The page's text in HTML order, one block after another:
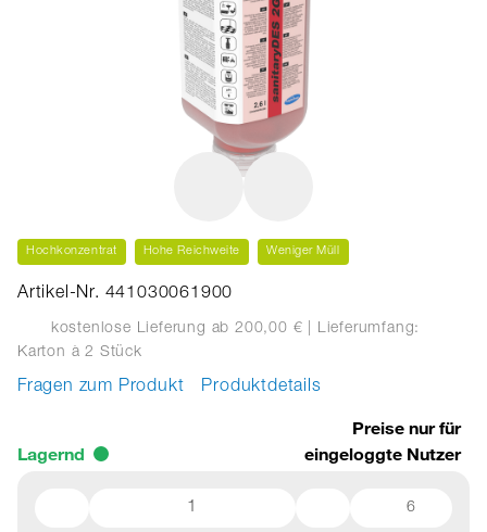
Hochkonzentrat Hohe Reichweite Weniger Müll
Artikel-Nr. 441030061900
kostenlose Lieferung ab 200,00 € | Lieferumfang:
Karton à 2 Stück
Fragen zum Produkt Produktdetails
Lagernd
Preise nur für
eingeloggte Nutzer
6